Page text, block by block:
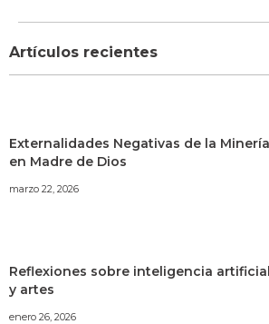
Artículos recientes
Externalidades Negativas de la
en Madre de Dios
marzo 22, 2026
Reflexiones sobre inteligencia
y artes
enero 26, 2026